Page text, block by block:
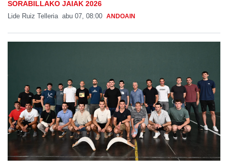
SORABILLAKO JAIAK 2026
Lide Ruiz Telleria abu 07, 08:00 ANDOAIN